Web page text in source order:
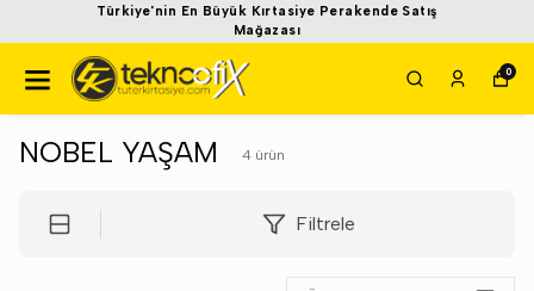
Türkiye'nin En Büyük Kırtasiye Perakende Satış
Mağazası
0
NOBEL YAŞAM 4 ürün
Filtrele